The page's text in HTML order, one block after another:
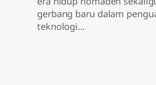
gerbang baru dalam
teknologi…